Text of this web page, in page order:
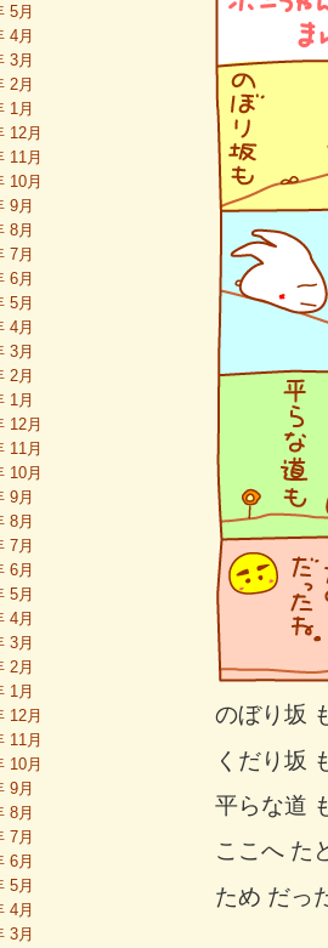
のぼり坂
くだり坂
平らな道
ここへ た
ため だっ
5月
4月
3月
2月
1月
12月
11月
10月
9月
8月
7月
6月
5月
4月
3月
2月
1月
12月
11月
10月
9月
8月
7月
6月
5月
4月
3月
2月
1月
12月
11月
10月
9月
8月
7月
6月
5月
4月
3月